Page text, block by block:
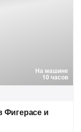
На машине
10 часов
Фигерасе и